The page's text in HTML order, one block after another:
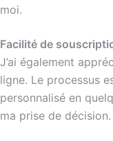
moi.
Facilité de
J’ai également
ligne. Le processus
personnalisé en
ma prise de décision.